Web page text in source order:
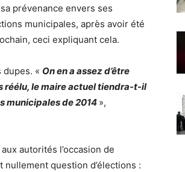
prévenance envers ses
municipales, après avoir été
ceci expliquant cela.
dupes. « On en a assez d’être
réélu, le maire actuel tiendra-t-il
municipales de 2014 »,
autorités l’occasion de
nullement question d’élections :